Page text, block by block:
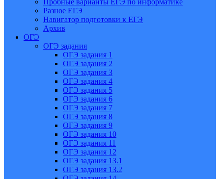
Пробные варианты ЕГЭ по информатике
Разное ЕГЭ
Навигатор подготовки к ЕГЭ
Архив
ОГЭ
ОГЭ задания
ОГЭ задания 1
ОГЭ задания 2
ОГЭ задания 3
ОГЭ задания 4
ОГЭ задания 5
ОГЭ задания 6
ОГЭ задания 7
ОГЭ задания 8
ОГЭ задания 9
ОГЭ задания 10
ОГЭ задания 11
ОГЭ задания 12
ОГЭ задания 13.1
ОГЭ задания 13.2